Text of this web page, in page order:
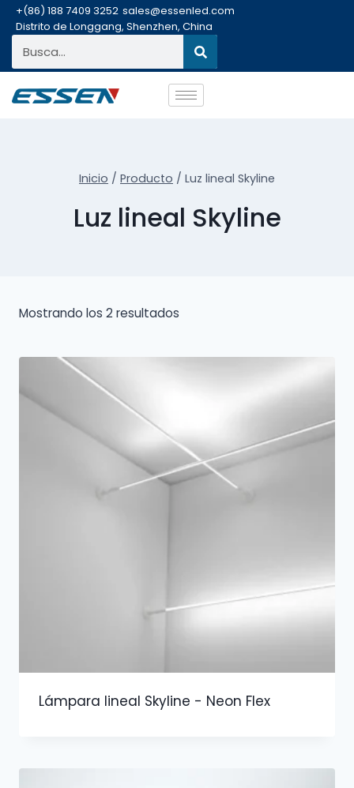
+(86) 188 7409 3252 sales@essenled.com
Distrito de Longgang, Shenzhen, China
Inicio / Producto / Luz lineal Skyline
Luz lineal Skyline
Mostrando los 2 resultados
Lámpara lineal Skyline - Neon Flex